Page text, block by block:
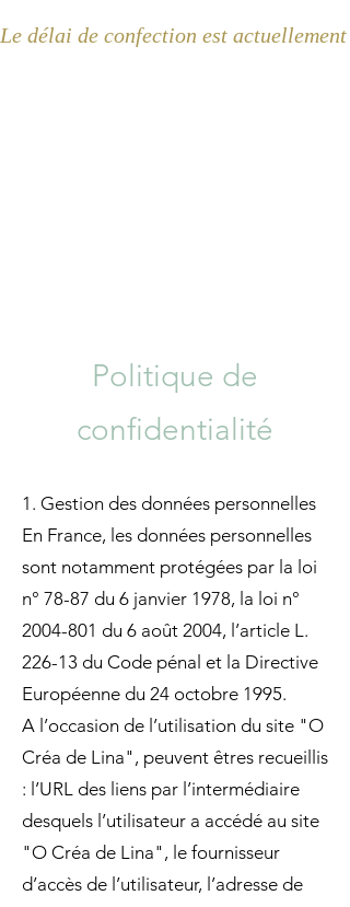
Le délai de confection est
Politique de
confidentialité
1. Gestion des données personnelles
En France, les données personnelles
sont notamment protégées par la loi
n° 78-87 du 6 janvier 1978, la loi n°
2004-801 du 6 août 2004, l’article L.
226-13 du Code pénal et la Directive
Européenne du 24 octobre 1995.
A l’occasion de l’utilisation du site "O
Créa de Lina", peuvent êtres recueillis
: l’URL des liens par l’intermédiaire
desquels l’utilisateur a accédé au site
"O Créa de Lina", le fournisseur
d’accès de l’utilisateur, l’adresse de